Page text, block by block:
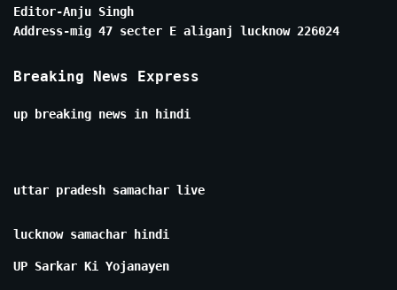
Editor-Anju Singh
Address-mig 47 secter E aliganj lucknow 226024
Breaking News Express
up breaking news in hindi
uttar pradesh samachar live
lucknow samachar hindi
UP Sarkar Ki Yojanayen